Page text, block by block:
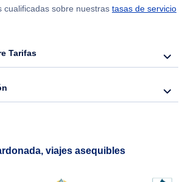
cualificadas sobre nuestras tasas de servicio
Tarifas
viajes asequibles